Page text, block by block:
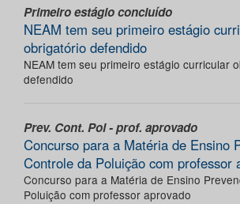
Primeiro estágio concluído
NEAM tem seu primeiro estágio
obrigatório defendido
NEAM tem seu primeiro estágio curricular
defendido
Prev. Cont. Pol - prof. aprovado
Concurso para a Matéria de Ensino
Controle da Poluição com professor
Concurso para a Matéria de Ensino
Poluição com professor aprovado